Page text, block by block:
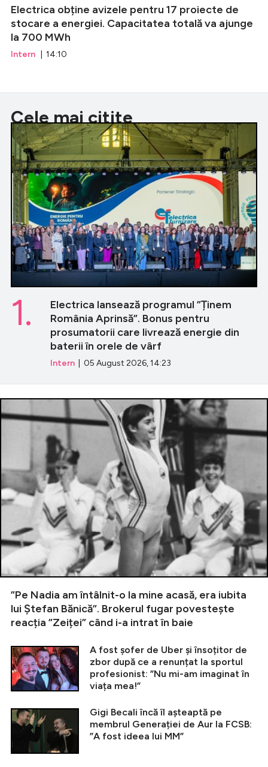
Electrica obține avizele pentru 17 proiecte de
stocare a energiei. Capacitatea totală va ajunge
la 700 MWh
Intern | 14:10
Cele mai citite
Electrica lansează programul ”Ținem
România Aprinsă”. Bonus pentru
prosumatorii care livrează energie din
baterii în orele de vârf
Intern | 05 August 2026, 14:23
1.
”Pe Nadia am întâlnit-o la mine acasă, era iubita
lui Ștefan Bănică”. Brokerul fugar povestește
reacția ”Zeiței” când i-a intrat în baie
A fost șofer de Uber și însoțitor de
zbor după ce a renunțat la sportul
profesionist: ”Nu mi-am imaginat în
viața mea!”
Gigi Becali încă îl așteaptă pe
membrul Generației de Aur la FCSB:
”A fost ideea lui MM”